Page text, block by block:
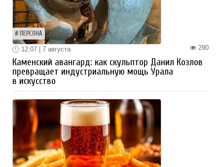
ПЕРСОНА
290
12:07 | 7 августа
Каменский авангард: как скульптор Данил Козлов
превращает индустриальную мощь Урала
в искусство